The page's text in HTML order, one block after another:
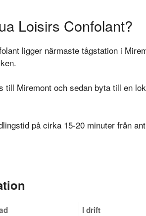
Loisirs Confolant?
ligger närmaste tågstation i
till Miremont och sedan byta till en
på cirka 15-20 minuter från
I drift